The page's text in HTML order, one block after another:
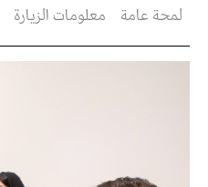
لمحة عامة معلومات الزيارة